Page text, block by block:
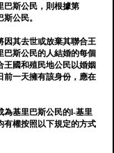
巴斯公民，則根據第
公民。
因其去世或放棄其聯合王
巴斯公民的人結婚的每個
王國和殖民地公民以婚姻
前一天擁有該身份，應在
為基里巴斯公民的l-基里
有權按照以下規定的方式